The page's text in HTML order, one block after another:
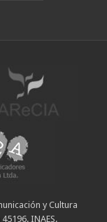
y Cultura
INAES.